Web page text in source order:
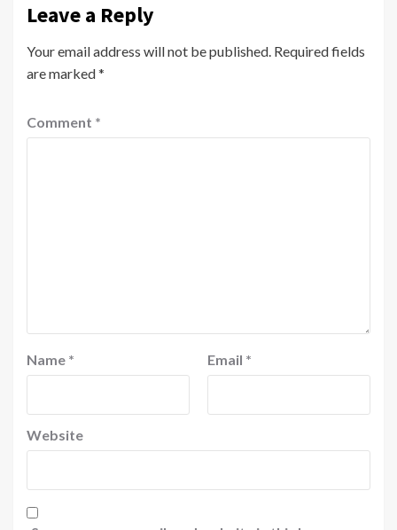
Leave a Reply
Your email address will not be published. Required fields
are marked*
Comment *
Name * Email *
Website